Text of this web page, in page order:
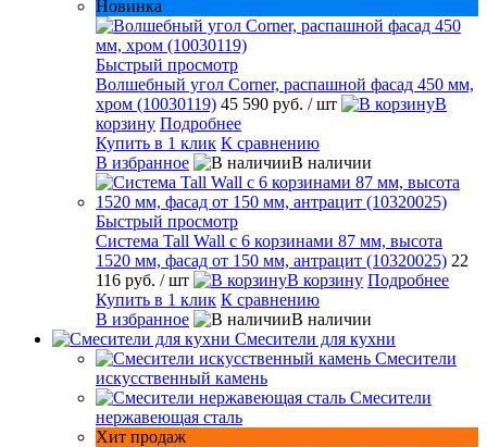
Новинка
Быстрый просмотр
Волшебный угол Corner, распашной фасад 450 мм,
хром (10030119) 45 590 руб. / шт
В
корзину Подробнее
Купить в 1 клик К сравнению
В избранное
В наличии
Быстрый просмотр
Система Tall Wall с 6 корзинами 87 мм, высота
1520 мм, фасад от 150 мм, антрацит (10320025) 22
116 руб. / шт В корзину Подробнее
Купить в 1 клик К сравнению
В избранное
В наличии
Смесители для кухни
Смесители
искусственный камень
Смесители
нержавеющая сталь
Хит продаж